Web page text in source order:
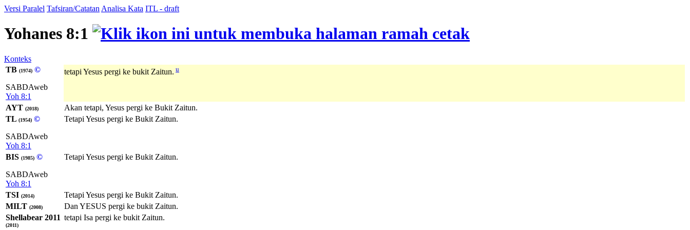
Versi Paralel Tafsiran/Catatan Analisa Kata ITL - draft
Yohanes 8:1
Konteks
TB (1974) ©
SABDAweb
Yoh 8:1
tetapi Yesus pergi ke bukit Zaitun. u
AYT (2018)
Akan tetapi, Yesus pergi ke Bukit Zaitun.
TL (1954) ©
SABDAweb
Yoh 8:1
Tetapi Yesus pergi ke Bukit Zaitun.
BIS (1985) ©
SABDAweb
Yoh 8:1
Tetapi Yesus pergi ke Bukit Zaitun.
TSI (2014)
Tetapi Yesus pergi ke Bukit Zaitun.
MILT (2008)
Dan YESUS pergi ke bukit Zaitun.
Shellabear 2011
(2011)
tetapi Isa pergi ke bukit Zaitun.